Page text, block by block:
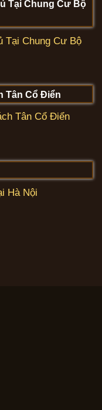
Tại Chung Cư Bộ
Tân Cổ Điển
Hà Nội